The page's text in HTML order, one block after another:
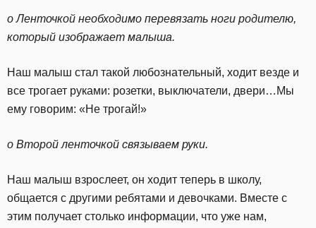
o Ленточкой необходимо перевязать ноги родителю,
который изображает малыша.
Наш малыш стал такой любознательный, ходит везде и
все трогает руками: розетки, выключатели, двери…Мы
ему говорим: «Не трогай!»
o Второй ленточкой связываем руки.
Наш малыш взрослеет, он ходит теперь в школу,
общается с другими ребятами и девочками. Вместе с
этим получает столько информации, что уже нам,